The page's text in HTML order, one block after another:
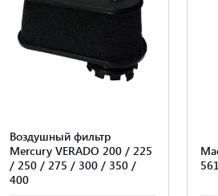
Воздушный фильтр
Mercury VERADO 200 / 225
/ 250 / 275 / 300 / 350 /
400
561